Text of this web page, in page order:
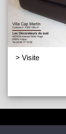
> Visite